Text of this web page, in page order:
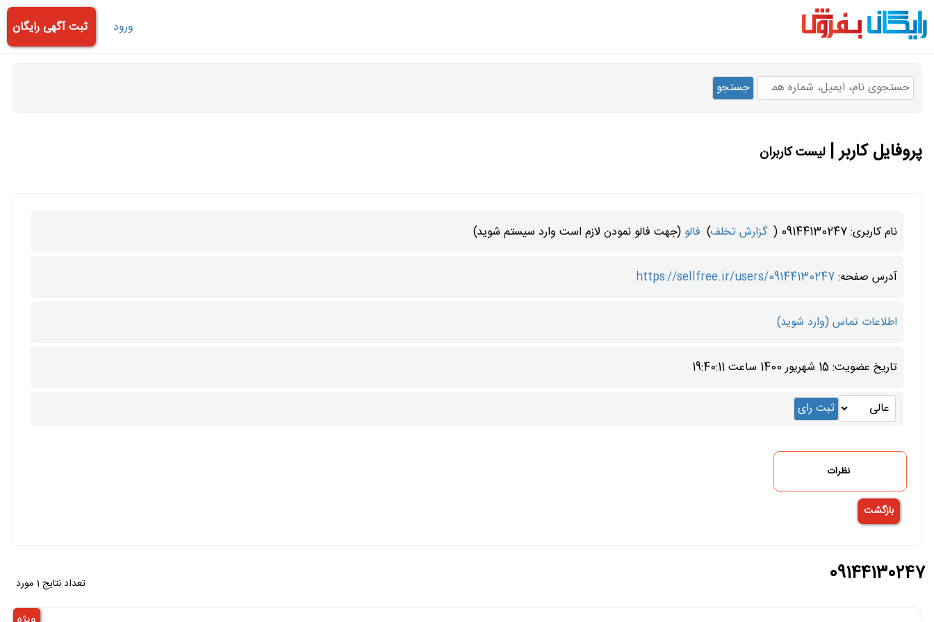
ورود ثبت آگهی رایگان
پروفایل کاربر |لیست کاربران
نام کاربری: 09144130247 ( گزارش تخلف) فالو (جهت فالو نمودن لازم است وارد سیستم شوید)
آدرس صفحه:https://sellfree.ir/users/09144130247
اطلاعات تماس (وارد شوید)
تاریخ عضویت: 15 شهریور 1400 ساعت 19:40:11
نظرات
09144130247 تعداد نتایج 1 مورد